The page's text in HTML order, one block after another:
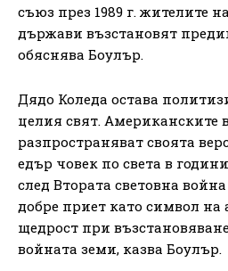
съюз през 1989 г. жителите
държави възстановят
обяснява Боулър.
Дядо Коледа остава
целия свят. Американските
разпространяват своята
едър човек по света в
след Втората световна
добре приет като символ на
щедрост при
войната земи, казва Боулър.